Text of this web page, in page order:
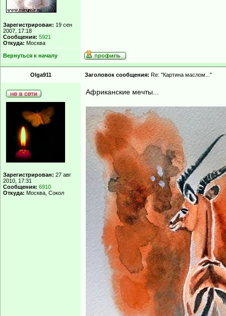
Зарегистрирован: 19 сен
2007, 17:18
Сообщения: 5921
Откуда: Москва
Вернуться к началу
Olga911 Заголовок сообщения: Re: "Картина маслом..."
Зарегистрирован: 27 авг
2010, 17:31
Сообщения: 6910
Откуда: Москва, Сокол
Африканские мечты...